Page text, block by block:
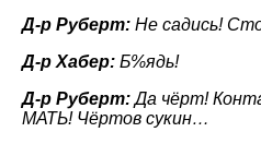
Д-р Руберт: Не садись!
Д-р Хабер: Б%ядь!
Д-р Руберт:Да чёрт!
МАТЬ! Чёртов сукин…